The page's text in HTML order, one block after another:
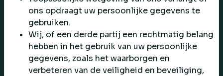
ons opdraagt uw persoonlijke gegevens te
gebruiken.
Wij, of een derde partij een rechtmatig belang
hebben in het gebruik van uw persoonlijke
gegevens, zoals het waarborgen en
verbeteren van de veiligheid en beveiliging,